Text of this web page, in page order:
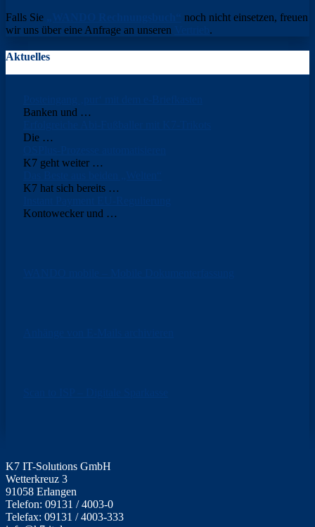
Falls Sie
noch nicht einsetzen, freuen
wir uns über eine Anfrage an unseren
.
Aktuelles
Banken und …
Die …
K7 geht weiter …
K7 hat sich bereits …
Kontowecker und …
K7 IT-Solutions GmbH
Wetterkreuz 3
91058 Erlangen
Telefon: 09131 / 4003-0
Telefax: 09131 / 4003-333